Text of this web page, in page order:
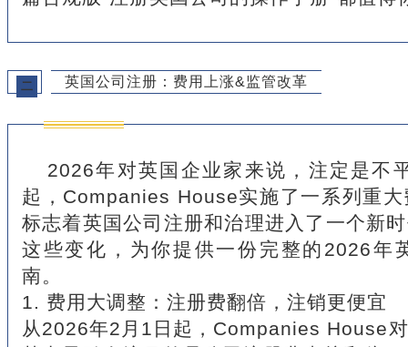
二 英国公司注册：费用上涨&监管改革
2026年对英国企业家来说，注定是不
起，Companies House实施了一系列重
标志着英国公司注册和治理进入了一个新
这些变化，为你提供一份完整的2026年
南。
1. 费用大调整：注册费翻倍，注销更便宜
从2026年2月1日起，Companies House